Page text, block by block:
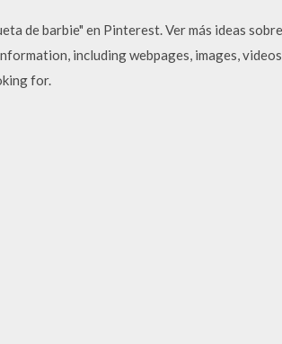
de barbie" en Pinterest. Ver más ideas
including webpages, images,
for.